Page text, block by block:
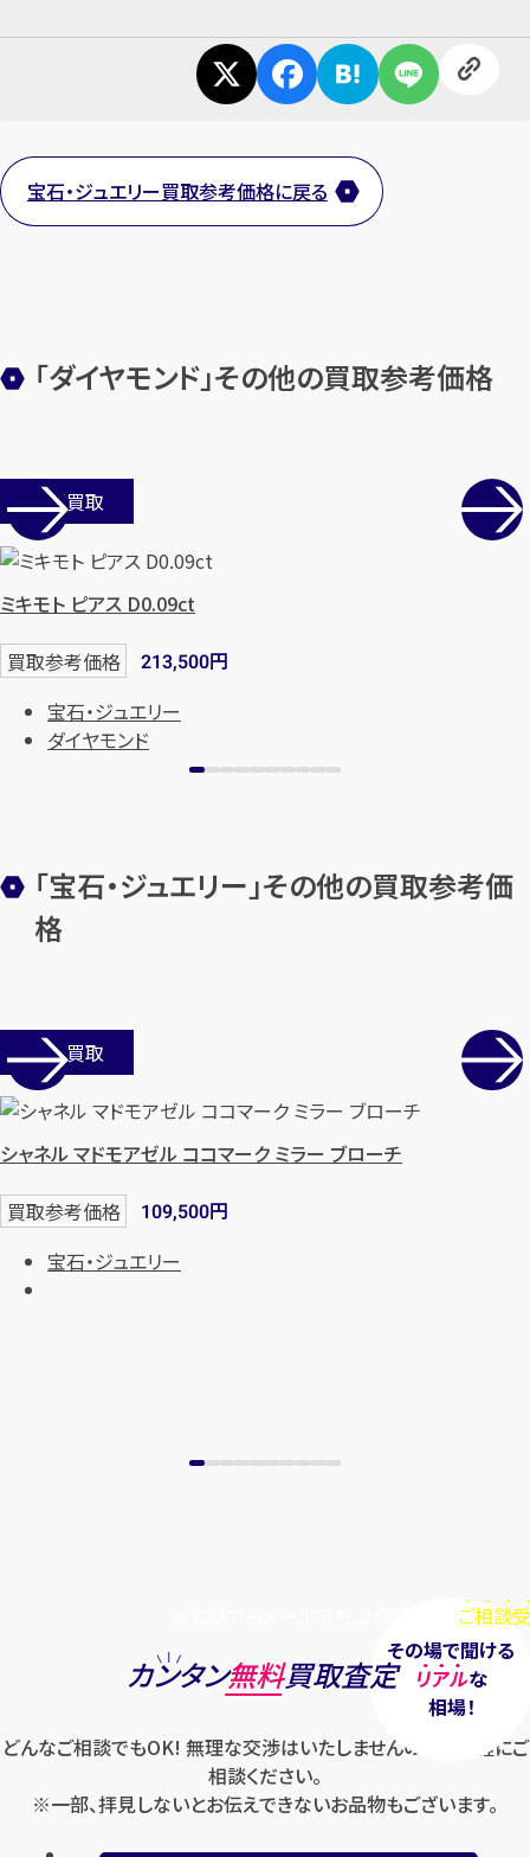
最短1分！
【総合受付】24時間・年中無休(年末年
メールで無料相談する
宝石・ジュエリー買取参考価格に戻る
「ダイヤモンド」その他の買取参考価格
店舗買取
ミキモト ピアス D0.09ct
買取参考価格 213,500円
宝石・ジュエリー
ダイヤモンド
「宝石・ジュエリー」その他の買取参考価
格
店舗買取
シャネル マドモアゼル ココマーク ミラー ブローチ
買取参考価格 109,500円
宝石・ジュエリー
ご相談
その場で聞ける
リアルな
相場！
カンタン無料買取査定
どんなご相談でもOK! 無理な交渉はいたしませんのでお気軽にご
相談ください。
※一部、拝見しないとお伝えできないお品物もございます。